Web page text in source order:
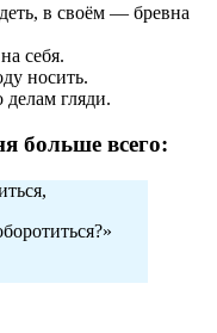
в своём — бревна
себя.
носить.
гляди.
больше всего: